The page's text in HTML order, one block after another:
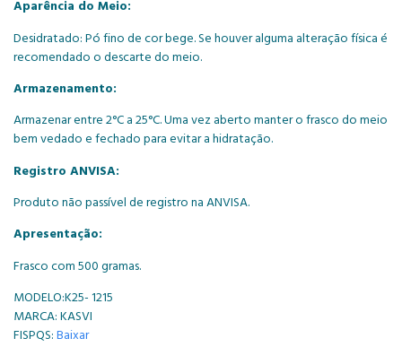
Aparência do Meio:
Desidratado: Pó fino de cor bege. Se houver alguma alteração física é
recomendado o descarte do meio.
Armazenamento:
Armazenar entre 2°C a 25°C. Uma vez aberto manter o frasco do meio
bem vedado e fechado para evitar a hidratação.
Registro ANVISA:
Produto não passível de registro na ANVISA.
Apresentação:
Frasco com 500 gramas.
MODELO:K25- 1215
MARCA: KASVI
FISPQS:Baixar